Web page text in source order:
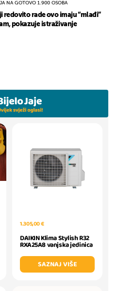
NA GOTOVO 1.900 OSOBA
redovito rade ovo imaju “mlađi”
pokazuje istraživanje
1.305,00 €
DAIKIN Klima Stylish R32
RXA25A8 vanjska jedinica
SAZNAJ VIŠE